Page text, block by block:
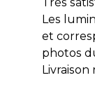
Les
et
photos
Livraison